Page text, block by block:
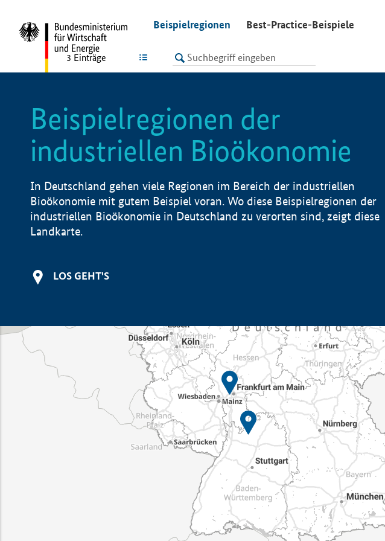
Beispielregionen Best-Practice-Beispiele
LISTE
3 Einträge
Beispielregionen der
industriellen Bioökonomie
In Deutschland gehen viele Regionen im Bereich der industriellen
Bioökonomie mit gutem Beispiel voran. Wo diese Beispielregionen der
industriellen Bioökonomie in Deutschland zu verorten sind, zeigt diese
Landkarte.
LOS GEHT'S